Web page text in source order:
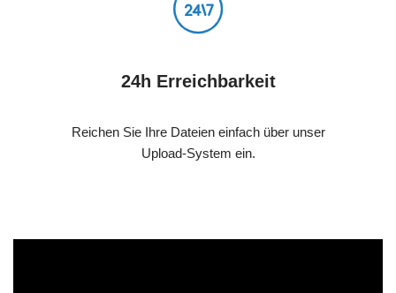
24h Erreichbarkeit
Reichen Sie Ihre Dateien einfach über unser
Upload-System ein.